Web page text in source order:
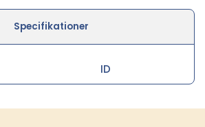
Specifikationer
ID